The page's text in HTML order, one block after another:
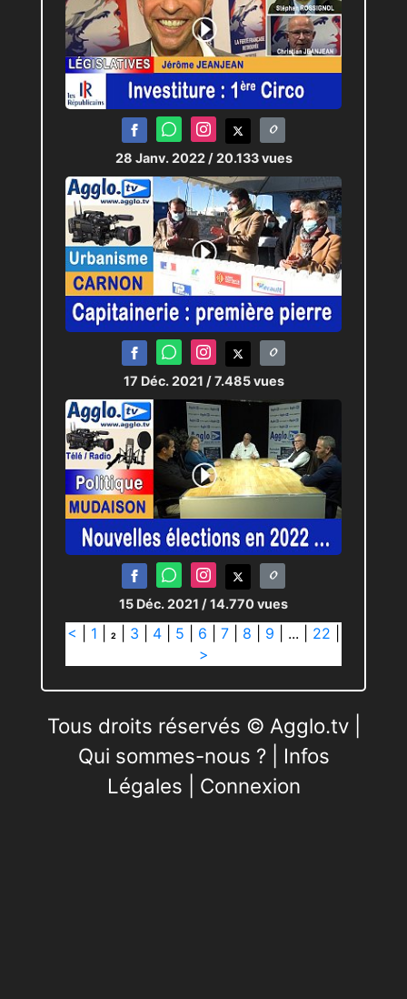
28 Janv. 2022 / 20.133 vues
17 Déc. 2021 / 7.485 vues
15 Déc. 2021 / 14.770 vues
< 1 2 3 4 5 6 7 8 9 ... 22
>
Tous droits réservés © Agglo.tv |
Qui sommes-nous ?| Infos
Légales
Connexion